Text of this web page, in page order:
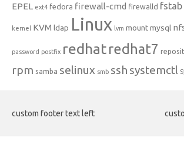
EPEL ext4 fedora firewall-cmd firewalld fstab
kernel KVM ldap Linux lvm mountmysql
password postfix redhatredhat7
rpm samba selinux smb ssh systemctl
custom footer text left